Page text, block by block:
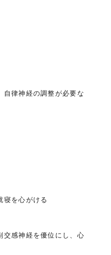
自律神経の調整が必要な
寝を心がける
交感神経を優位にし、心